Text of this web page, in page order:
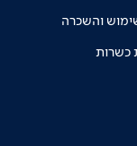
והשכרה
כשרות